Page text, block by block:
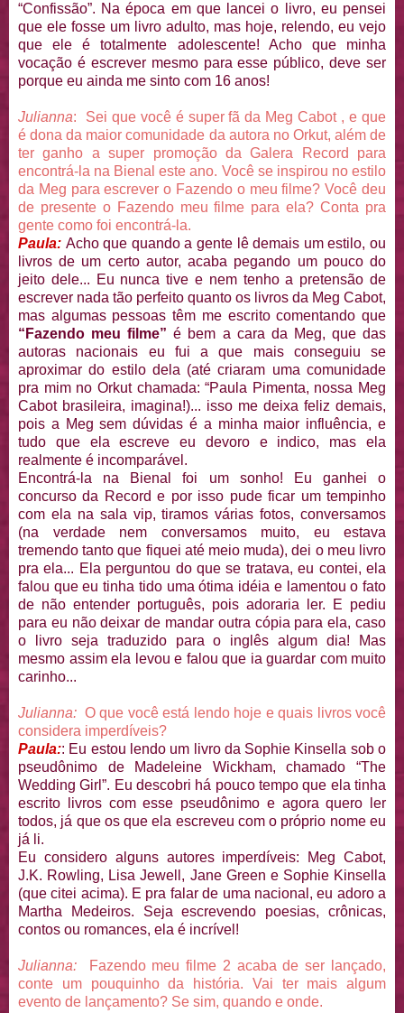
“Confissão”. Na época em que lancei o livro, eu pensei
que ele fosse um livro adulto, mas hoje, relendo, eu vejo
que ele é totalmente adolescente! Acho que minha
vocação é escrever mesmo para esse público, deve ser
porque eu ainda me sinto com 16 anos!
Julianna: Sei que você é super fã da Meg Cabot , e que
é dona da maior comunidade da autora no Orkut, além de
ter ganho a super promoção da Galera Record para
encontrá-la na Bienal este ano. Você se inspirou no estilo
da Meg para escrever o Fazendo o meu filme? Você deu
de presente o Fazendo meu filme para ela? Conta pra
gente como foi encontrá-la.
Paula: Acho que quando a gente lê demais um estilo, ou
livros de um certo autor, acaba pegando um pouco do
jeito dele... Eu nunca tive e nem tenho a pretensão de
escrever nada tão perfeito quanto os livros da Meg Cabot,
mas algumas pessoas têm me escrito comentando que
“Fazendo meu filme” é bem a cara da Meg, que das
autoras nacionais eu fui a que mais conseguiu se
aproximar do estilo dela (até criaram uma comunidade
pra mim no Orkut chamada: “Paula Pimenta, nossa Meg
Cabot brasileira, imagina!)... isso me deixa feliz demais,
pois a Meg sem dúvidas é a minha maior influência, e
tudo que ela escreve eu devoro e indico, mas ela
realmente é incomparável.
Encontrá-la na Bienal foi um sonho! Eu ganhei o
concurso da Record e por isso pude ficar um tempinho
com ela na sala vip, tiramos várias fotos, conversamos
(na verdade nem conversamos muito, eu estava
tremendo tanto que fiquei até meio muda), dei o meu livro
pra ela... Ela perguntou do que se tratava, eu contei, ela
falou que eu tinha tido uma ótima idéia e lamentou o fato
de não entender português, pois adoraria ler. E pediu
para eu não deixar de mandar outra cópia para ela, caso
o livro seja traduzido para o inglês algum dia! Mas
mesmo assim ela levou e falou que ia guardar com muito
carinho...
Julianna: O que você está lendo hoje e quais livros você
considera imperdíveis?
Paula:: Eu estou lendo um livro da Sophie Kinsella sob o
pseudônimo de Madeleine Wickham, chamado “The
Wedding Girl”. Eu descobri há pouco tempo que ela tinha
escrito livros com esse pseudônimo e agora quero ler
todos, já que os que ela escreveu com o próprio nome eu
já li.
Eu considero alguns autores imperdíveis: Meg Cabot,
J.K. Rowling, Lisa Jewell, Jane Green e Sophie Kinsella
(que citei acima). E pra falar de uma nacional, eu adoro a
Martha Medeiros. Seja escrevendo poesias, crônicas,
contos ou romances, ela é incrível!
Julianna:
Fazendo meu filme 2 acaba de ser lançado,
conte um pouquinho da história. Vai ter mais algum
evento de lançamento? Se sim, quando e onde.